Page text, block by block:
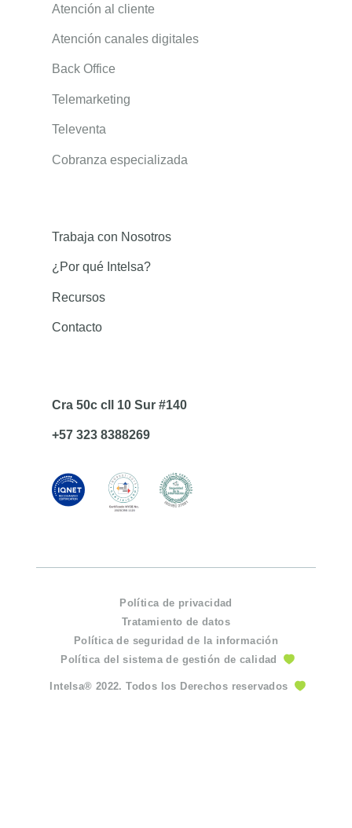
Atención al cliente
Atención canales digitales
Back Office
Telemarketing
Televenta
Cobranza especializada
Trabaja con Nosotros
¿Por qué Intelsa?
Recursos
Contacto
Cra 50c cll 10 Sur #140
+57 323 8388269
Política de privacidad
Tratamiento de datos
Política de seguridad de la información
Política del sistema de gestión de calidad
Intelsa® 2022. Todos los Derechos reservados